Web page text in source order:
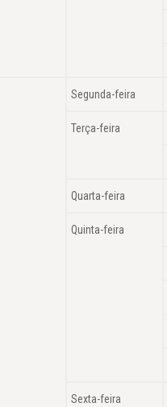
Segunda-feira
Terça-feira
Quarta-feira
Quinta-feira
Sexta-feira